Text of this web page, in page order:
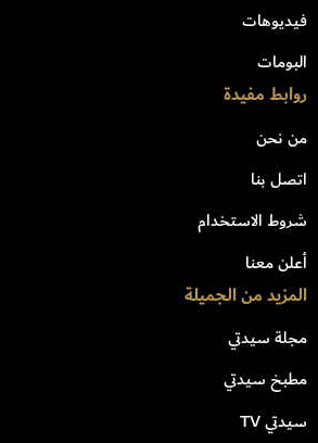
فيديوهات
البومات
روابط مفيدة
من نحن
اتصل بنا
شروط الاستخدام
أعلن معنا
المزيد من الجميلة
مجلة سيدتي
مطبخ سيدتي
سيدتي TV